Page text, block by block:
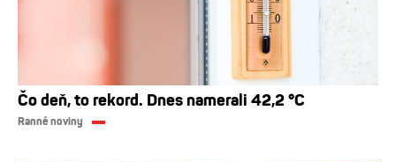
Čo deň, to rekord. Dnes namerali 42,2 °C
Ranné noviny